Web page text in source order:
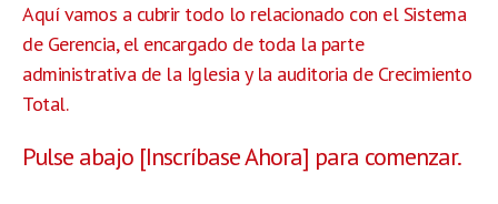
Aquí vamos a cubrir todo lo relacionado con el Sistema
de Gerencia, el encargado de toda la parte
administrativa de la Iglesia y la auditoria de Crecimiento
Total.
Pulse abajo [Inscríbase Ahora] para comenzar.